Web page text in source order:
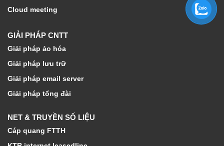
Cloud meeting
GIẢI PHÁP CNTT
Giải pháp ảo hóa
Giải pháp lưu trữ
Giải pháp email server
Giải pháp tổng đài
NET & TRUYỀN SỐ LIỆU
Cáp quang FTTH